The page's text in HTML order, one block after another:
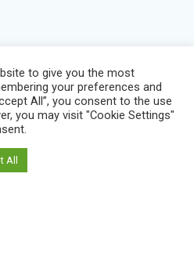
to give you the most
your preferences and
All”, you consent to the use
you may visit "Cookie Settings"
All